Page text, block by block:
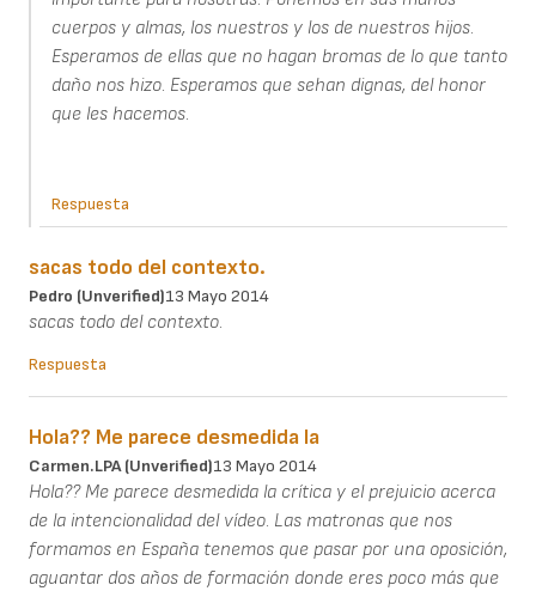
cuerpos y almas, los nuestros y los de nuestros hijos.
Esperamos de ellas que no hagan bromas de lo que tanto
daño nos hizo. Esperamos que sehan dignas, del honor
que les hacemos.
Respuesta
sacas todo del contexto.
Pedro (unverified)13 Mayo 2014
sacas todo del contexto.
Respuesta
Hola?? Me parece desmedida la
Carmen.LPA (unverified)13 Mayo 2014
Hola?? Me parece desmedida la crítica y el prejuicio acerca
de la intencionalidad del vídeo. Las matronas que nos
formamos en España tenemos que pasar por una oposición,
aguantar dos años de formación donde eres poco más que